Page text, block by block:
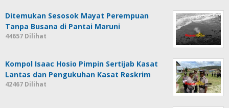
Ditemukan Sesosok Mayat Perempuan
Tanpa Busana di Pantai Maruni
44657 Dilihat
Kompol Isaac Hosio Pimpin Sertijab Kasat
Lantas dan Pengukuhan Kasat Reskrim
42467 Dilihat